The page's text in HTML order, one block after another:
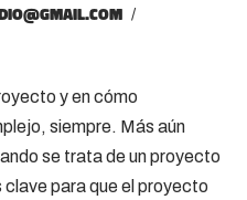
y en cómo
siempre. Más aún
se trata de un proyecto
para que el proyecto